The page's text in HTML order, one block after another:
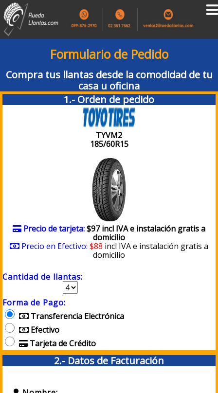
Formulario de Pedido
Compra tus llantas desde la comodidad de tu
casa u oficina
1.- Orden de pedido
TYVM2
185/60R15
Precio de tarjeta:$97 incl IVA e instalación gratis a
domicilio
Precio en Efectivo: $88 incl IVA e instalación gratis a
domicilio
Cantidad de llantas:
Forma de Pago:
Transferencia Electrónica
Efectivo
Tarjeta de Crédito
2.- Datos de Facturación